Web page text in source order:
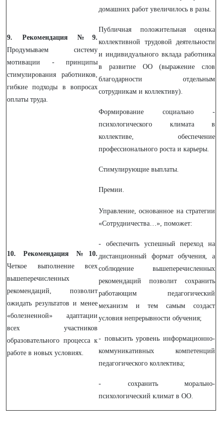
9. Рекомендация №9.
Продумываем систему
мотивации - принципы
стимулирования работников,
гибкие подходы в вопросах
оплаты труда.
домашних работ увеличилось в разы.
Публичная положительная оценка
коллективной трудовой деятельности
и индивидуального вклада работника
в развитие ОО (выражение слов
благодарности отдельным
сотрудникам и коллективу).
Формирование социально -
психологического климата в
коллективе, обеспечение
профессионального роста и карьеры.
Стимулирующие выплаты.
Премии.
10. Рекомендация №10.
Четкое выполнение всех
вышеперечисленных
рекомендаций, позволит
ожидать результатов и менее
«болезненной» адаптации
всех участников
образовательного процесса к
работе в новых условиях.
Управление, основанное на стратегии
«Сотрудничества…», поможет:
- обеспечить успешный переход на
дистанционный формат обучения, а
соблюдение вышеперечисленных
рекомендаций позволит сохранить
работающим педагогический
механизм и тем самым создаст
условия непрерывности обучения;
- повысить уровень информационно-
коммуникативных компетенций
педагогического коллектива;
- сохранить морально-
психологический климат в ОО.